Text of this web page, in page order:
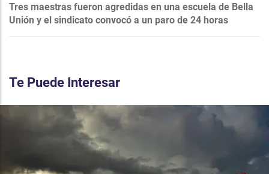
Tres maestras fueron agredidas en una escuela de Bella
Unión y el sindicato convocó a un paro de 24 horas
Te Puede Interesar